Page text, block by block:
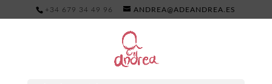
+34 679 34 49 96 ANDREA@ADEANDREA.ES